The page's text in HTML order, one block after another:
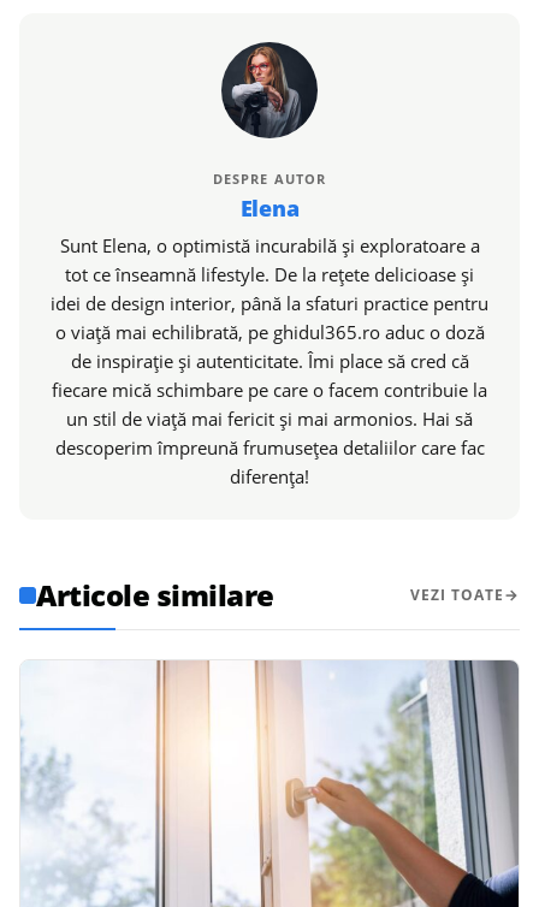
DESPRE AUTOR
Elena
Sunt Elena, o optimistă incurabilă și exploratoare a
tot ce înseamnă lifestyle. De la rețete delicioase și
idei de design interior, până la sfaturi practice pentru
o viață mai echilibrată, pe ghidul365.ro aduc o doză
de inspirație și autenticitate. Îmi place să cred că
fiecare mică schimbare pe care o facem contribuie la
un stil de viață mai fericit și mai armonios. Hai să
descoperim împreună frumusețea detaliilor care fac
diferența!
Articole similare VEZI TOATE